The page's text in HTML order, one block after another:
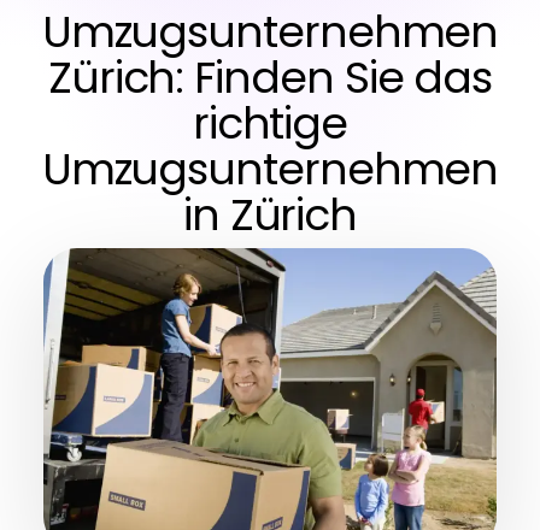
Umzugsunternehmen
Zürich: Finden Sie das
richtige
Umzugsunternehmen
in Zürich